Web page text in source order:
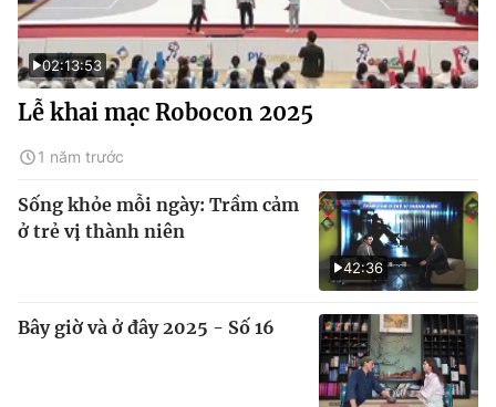
02:13:53
Lễ khai mạc Robocon 2025
1 năm trước
42:36
Sống khỏe mỗi ngày: Trầm cảm
ở trẻ vị thành niên
Bây giờ và ở đây 2025 - Số 16